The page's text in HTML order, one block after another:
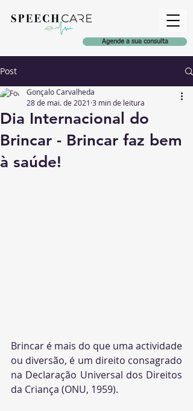
Agende a sua consulta
Post
Dia Internacional do
Brincar - Brincar faz bem
à saúde!
Gonçalo Carvalheda
28 de mai. de 2021 3 min de leitura
Brincar é mais do que uma actividade
ou diversão, é um direito consagrado
na Declaração Universal dos Direitos
da Criança (ONU, 1959).